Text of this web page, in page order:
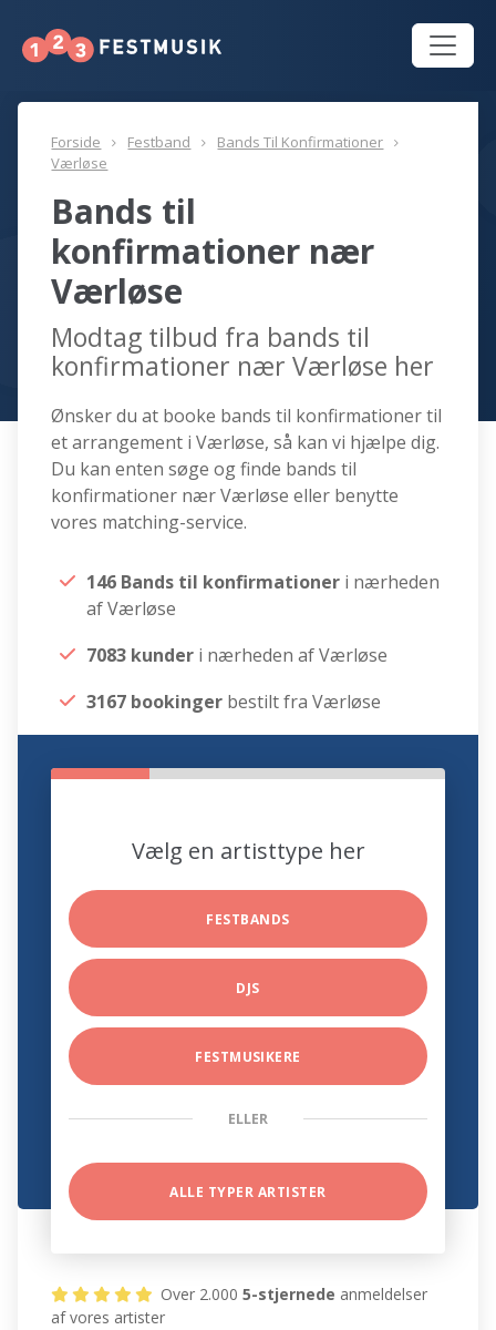
Forside Festband
Bands Til Konfirmationer
Værløse
Bands til
konfirmationer nær
Værløse
Modtag tilbud fra bands til
konfirmationer nær Værløse her
Ønsker du at booke bands til konfirmationer til
et arrangement i Værløse, så kan vi hjælpe dig.
Du kan enten søge og finde bands til
konfirmationer nær Værløse eller benytte
vores matching-service.
146 Bands til konfirmationer i nærheden
af Værløse
7083 kunder i nærheden af Værløse
3167 bookinger bestilt fra Værløse
Vælg en artisttype her
FESTBANDS
DJS
FESTMUSIKERE
ELLER
ALLE TYPER ARTISTER
Over 2.0005-stjernede anmeldelser
af vores artister